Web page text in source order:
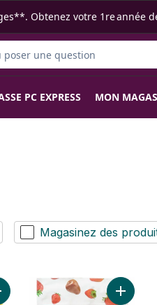
Obtenez votre 1re année
PC EXPRESS MON
Magasinez des
Tout rose, bonbonsAjouter